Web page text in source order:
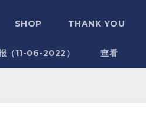
SHOP THANK YOU
（11-06-2022） 查看